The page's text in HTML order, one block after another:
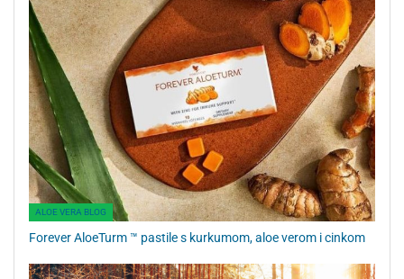
ALOE VERA BLOG
Forever AloeTurm ™ pastile s kurkumom, aloe verom i cinkom